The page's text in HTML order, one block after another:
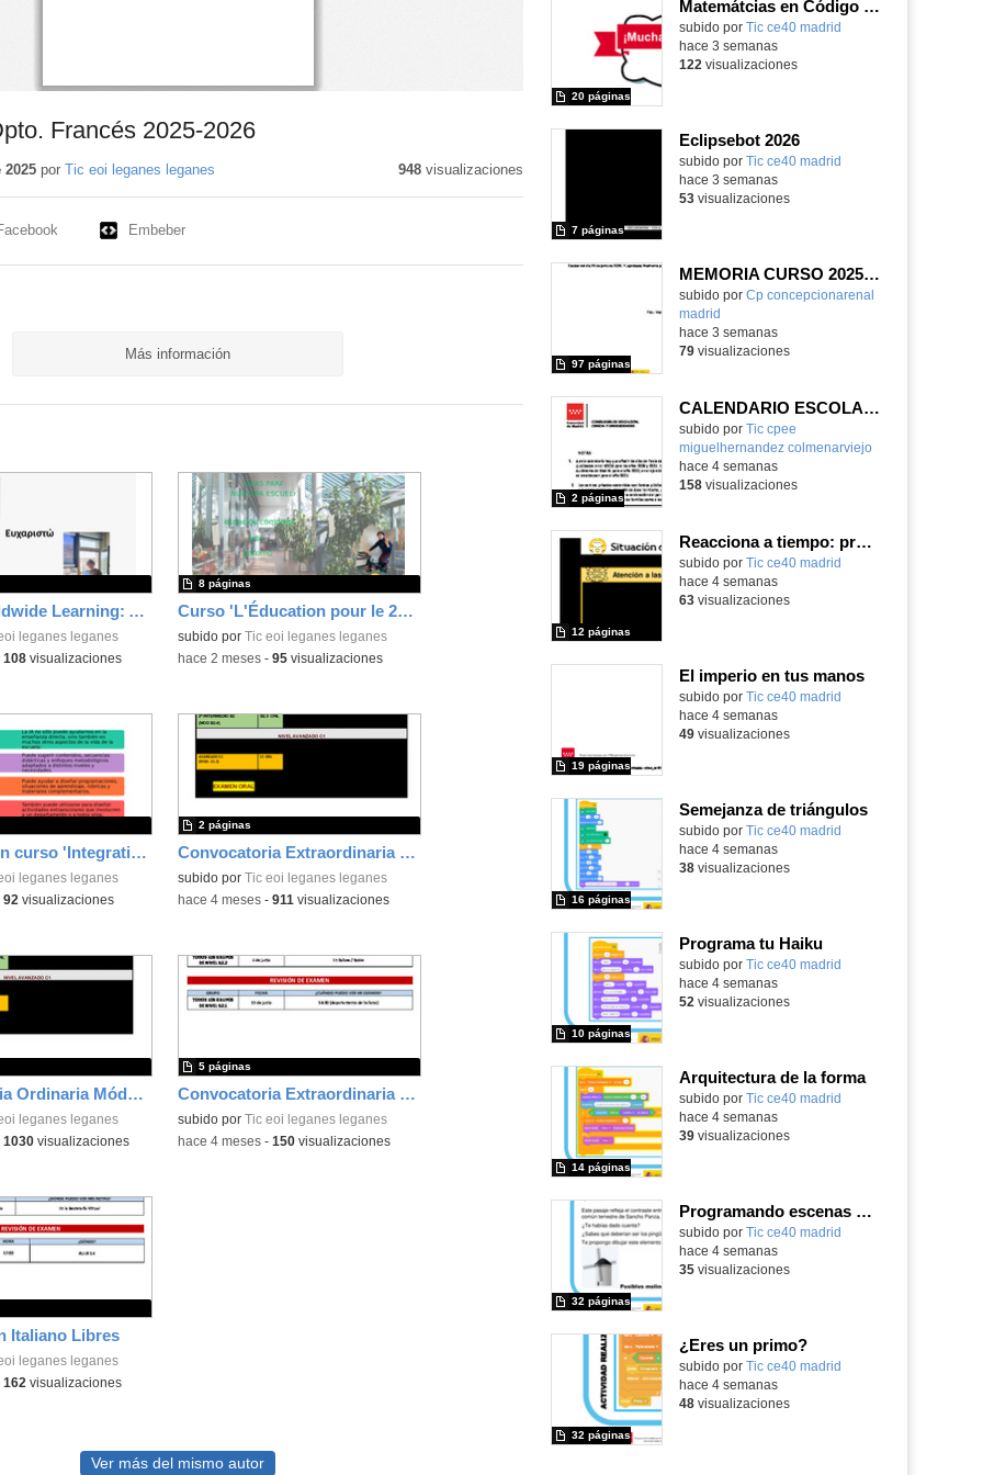
Francés 2025-2026
por Tic eoi leganes leganes 948visualizaciones
Embeber
Más información
Curso 'Worldwide Learning: Applying Digital Tools to Support Diverse Learners and Foster Multimodal Communication in Inclusive Classrooms'
leganes leganes
108visualizaciones
Curso 'L'Éducation pour le 21e Siècle - Le Modèle Finlandais'
subido por Tic eoi leganes leganes
8 páginas
-hace 2 meses- 95visualizaciones
Presentación curso 'Integrating AI in the Classroom with Critical Thinking'
leganes leganes
92 visualizaciones
Convocatoria Extraordinaria Módulos Pares Junio 2026
subido por Tic eoi leganes leganes
2 páginas
-hace 4 meses- 911 visualizaciones
Convocatoria Ordinaria Módulos Pares Junio 2026
leganes leganes
1030visualizaciones
Convocatoria Extraordinaria Italiano
subido por Tic eoi leganes leganes
5 páginas
-hace 4 meses- 150visualizaciones
Italiano Libres
leganes leganes
162 visualizaciones
Ver más del mismo autor
Matemátcias en Código Escuela 4.0
Contenido educativo.
subido por Tic ce40 madrid
20 páginas
hace 3 semanas
122 visualizaciones
Eclipsebot 2026
subido por Tic ce40 madrid
7 páginas
hace 3 semanas
53visualizaciones
MEMORIA CURSO 2025-2026
subido por Cp concepcionarenal
madrid
97 páginas
hace 3 semanas
79visualizaciones
CALENDARIO ESCOLAR CURSO 2026/2027
subido por Tic cpee
miguelhernandez colmenarviejo
2 páginas
-
hace 4 semanas
158visualizaciones
Reacciona a tiempo: programación y reflejos con Micro:bit
subido por Tic ce40 madrid
12 páginas
hace 4 semanas
63visualizaciones
El imperio en tus manos
subido por Tic ce40 madrid
19 páginas
hace 4 semanas
49visualizaciones
Semejanza de triángulos
subido por Tic ce40 madrid
16 páginas
hace 4 semanas
38visualizaciones
Programa tu Haiku
subido por Tic ce40 madrid
10 páginas
hace 4 semanas
52 visualizaciones
Arquitectura de la forma
subido por Tic ce40 madrid
14 páginas
hace 4 semanas
39visualizaciones
Programando escenas animadas, Cratch
subido por Tic ce40 madrid
32 páginas
hace 4 semanas
35visualizaciones
¿Eres un primo?
subido por Tic ce40 madrid
32 páginas
hace 4 semanas
48visualizaciones